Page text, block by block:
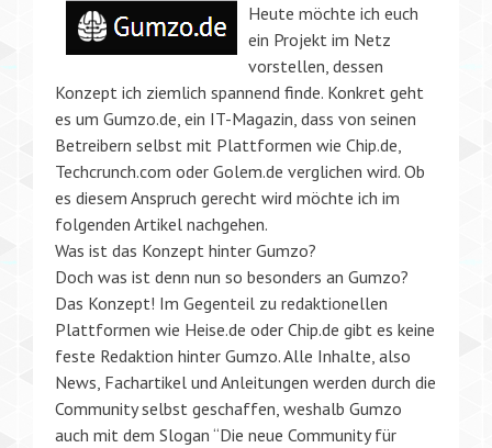
Heute möchte ich euch
ein Projekt im Netz
vorstellen, dessen
Konzept ich ziemlich spannend finde. Konkret geht
es um Gumzo.de, ein IT-Magazin, dass von seinen
Betreibern selbst mit Plattformen wie Chip.de,
Techcrunch.com oder Golem.de verglichen wird. Ob
es diesem Anspruch gerecht wird möchte ich im
folgenden Artikel nachgehen.
Was ist das Konzept hinter Gumzo?
Doch was ist denn nun so besonders an Gumzo?
Das Konzept! Im Gegenteil zu redaktionellen
Plattformen wie Heise.de oder Chip.de gibt es keine
feste Redaktion hinter Gumzo. Alle Inhalte, also
News, Fachartikel und Anleitungen werden durch die
Community selbst geschaffen, weshalb Gumzo
auch mit dem Slogan “Die neue Community für